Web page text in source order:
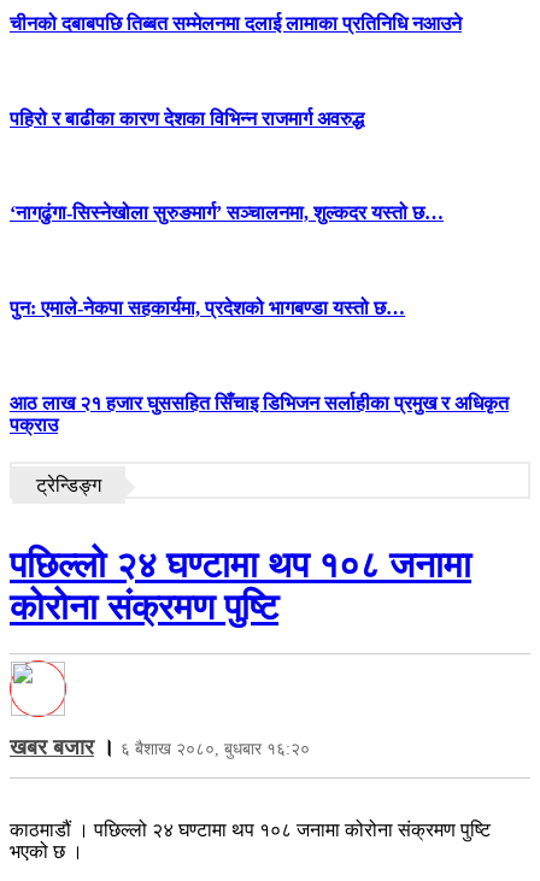
चीनको दबाबपछि तिब्बत सम्मेलनमा दलाई लामाका प्रतिनिधि नआउने
पहिरो र बाढीका कारण देशका विभिन्न राजमार्ग अवरुद्ध
‘नागढुंगा-सिस्नेखोला सुरुङमार्ग’ सञ्चालनमा, शुल्कदर यस्तो छ…
पुन: एमाले-नेकपा सहकार्यमा, प्रदेशको भागबण्डा यस्तो छ…
आठ लाख २१ हजार घुससहित सिँचाइ डिभिजन सर्लाहीका प्रमुख र अधिकृत
पक्राउ
ट्रेन्डिङ्ग
पछिल्लो २४ घण्टामा थप १०८ जनामा
कोरोना संक्रमण पुष्टि
खबर बजार। ६ बैशाख २०८०, बुधबार १६:२०
काठमाडौं । पछिल्लो २४ घण्टामा थप १०८ जनामा कोरोना संक्रमण पुष्टि
भएको छ ।